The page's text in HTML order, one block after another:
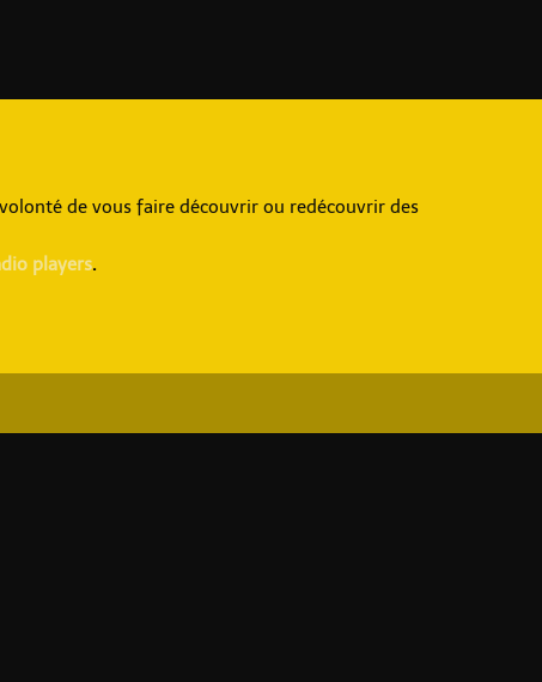
de vous faire découvrir ou redécouvrir des
players.